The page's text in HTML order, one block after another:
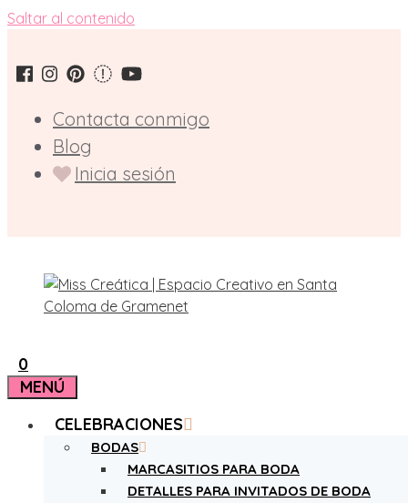
Saltar al contenido
Contacta conmigo
Blog
Inicia sesión
0
MENÚ
CELEBRACIONES
BODAS
MARCASITIOS PARA BODA
DETALLES PARA INVITADOS DE BODA